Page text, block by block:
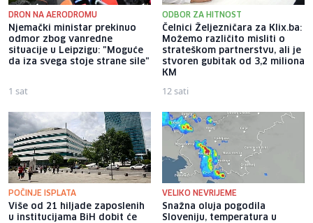
DRON NA AERODROMU
Njemački ministar prekinuo
odmor zbog vanredne
situacije u Leipzigu: "Moguće
da iza svega stoje strane sile"
1 sat
ODBOR ZA HITNOST
Čelnici Željezničara za Klix.ba:
Možemo različito misliti o
strateškom partnerstvu, ali je
stvoren gubitak od 3,2 miliona
KM
12 sati
POČINJE ISPLATA
Više od 21 hiljade zaposlenih
u institucijama BiH dobit će
VELIKO NEVRIJEME
Snažna oluja pogodila
Sloveniju, temperatura u